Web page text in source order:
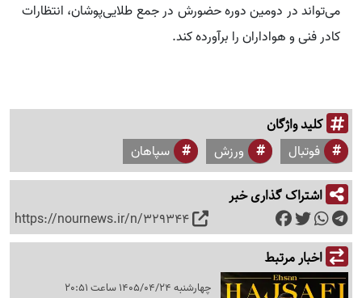
می‌تواند در دومین دوره حضورش در جمع طلایی‌پوشان، انتظارات
کادر فنی و هواداران را برآورده کند.
کلید واژگان
فوتبال ورزش سپاهان
اشتراک گذاری خبر
https://nournews.ir/n/329344
اخبار مرتبط
چهارشنبه 1405/04/24 ساعت 20:51